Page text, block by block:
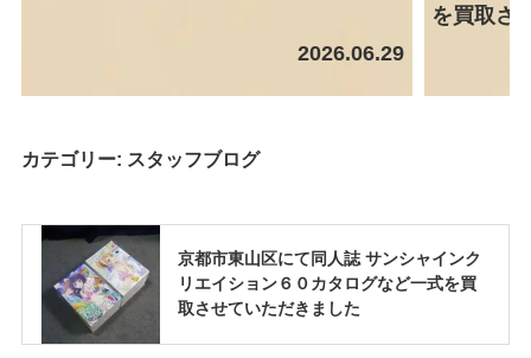
2026.06.29
を買取さ
カテゴリー: スタッフブログ
京都市東山区にて同人誌 サンシャインク
リエイション６０カタログなど一式を買
取させていただきました